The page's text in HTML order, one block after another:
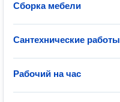
Сборка мебели
Сантехнические работы
Рабочий на час